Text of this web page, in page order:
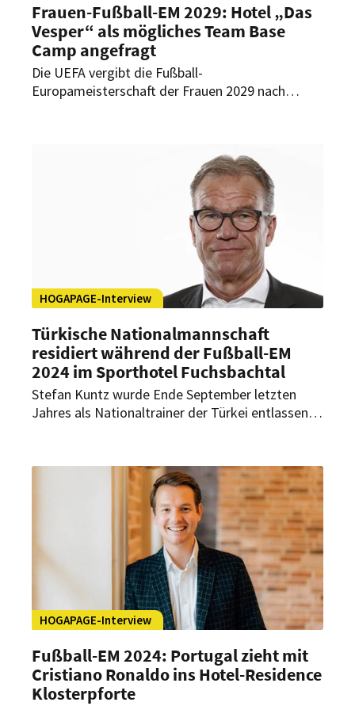
Frauen-Fußball-EM 2029: Hotel „Das
Vesper“ als mögliches Team Base
Camp angefragt
Die UEFA vergibt die Fußball-
Europameisterschaft der Frauen 2029 nach
HOGAPAGE-Interview
Türkische Nationalmannschaft
residiert während der Fußball-EM
2024 im Sporthotel Fuchsbachtal
Stefan Kuntz wurde Ende September letzten
Jahres als Nationaltrainer der Türkei entlassen.
souverän für die Fußball-EM 2024 zu
qualifizieren. Ihr Quartier schlagen die Türken
dabei im Sporthotel Fuchsbachtal in
Barsinghausen bei Hannover auf. Geschäftsführer
Bernd Dierßen erklärt im exklusiven HOGAPAGE-
Interview, wie die Türken hier wohnen werden.
HOGAPAGE-Interview
Fußball-EM 2024: Portugal zieht mit
Cristiano Ronaldo ins Hotel-Residence
Klosterpforte